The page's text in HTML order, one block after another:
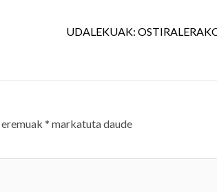
UDALEKUAK:
* markatuta daude